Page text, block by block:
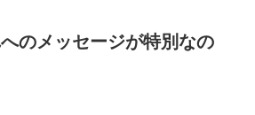
のメッセージが特別なの